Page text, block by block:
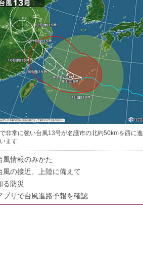
非常に強い台風13号が名護市の北約50kmを西に進
ます
風情報のみかた
風の接近、上陸に備えて
る防災
プリで台風進路予報を確認